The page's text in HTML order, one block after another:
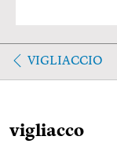
VIGLIACCIO
vigliacco